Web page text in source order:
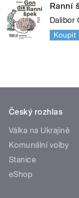
Ranní
Dalibor
Koupit
Český rozhlas
Válka na Ukrajině
Komunální volby
Stanice
eShop